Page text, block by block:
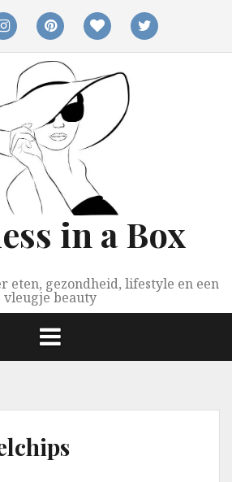
instagrampinterestbloglovintwitter
in a Box
eten, gezondheid, lifestyle en een
vleugje beauty